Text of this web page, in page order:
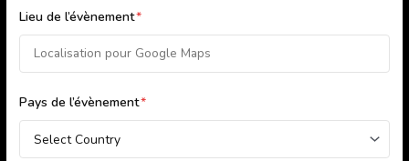
Lieu de l’évènement*
Pays de l’évènement*